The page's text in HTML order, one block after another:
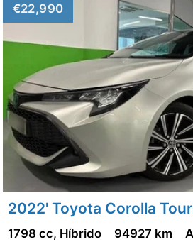
€22,990
2022' Toyota Corolla
1798 cc, Híbrido 94927 km